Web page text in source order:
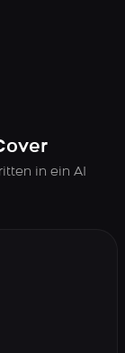
in ein AI